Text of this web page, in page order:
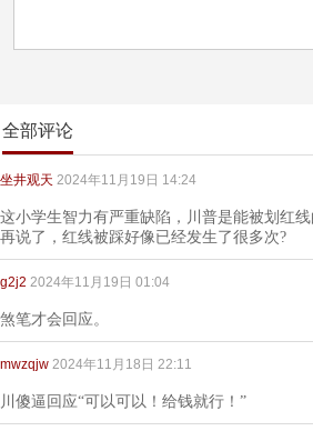
全部评论
坐井观天 2024年11月19日 14:24
这小学生智力有严重缺陷，川普是能被划红线
再说了，红线被踩好像已经发生了很多次?
g2j2 2024年11月19日 01:04
煞笔才会回应。
mwzqjw 2024年11月18日 22:11
川傻逼回应“可以可以！给钱就行！”